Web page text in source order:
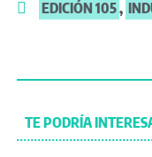
EDICIÓN 105,
TE PODRÍA